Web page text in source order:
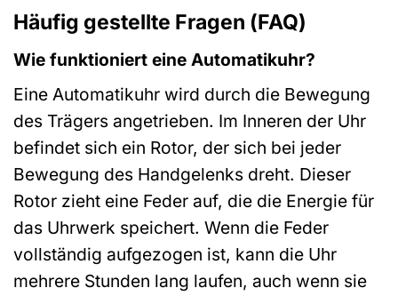
Häufig gestellte Fragen (FAQ)
Wie funktioniert eine Automatikuhr?
Eine Automatikuhr wird durch die Bewegung
des Trägers angetrieben. Im Inneren der Uhr
befindet sich ein Rotor, der sich bei jeder
Bewegung des Handgelenks dreht. Dieser
Rotor zieht eine Feder auf, die die Energie für
das Uhrwerk speichert. Wenn die Feder
vollständig aufgezogen ist, kann die Uhr
mehrere Stunden lang laufen, auch wenn sie